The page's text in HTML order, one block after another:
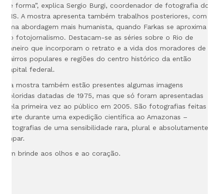
de forma”, explica Sergio Burgi, coordenador de fotografia do
IMS. A mostra apresenta também trabalhos posteriores, com
uma abordagem mais humanista, quando Farkas se aproxima
do fotojornalismo. Destacam-se as séries sobre o Rio de
Janeiro que incorporam o retrato e a vida dos moradores de
bairros populares e regiões do centro histórico da então
capital federal.
Na mostra também estão presentes algumas imagens
coloridas datadas de 1975, mas que só foram apresentadas
pela primeira vez ao público em 2005. São fotografias feitas
parte durante uma expedição científica ao Amazonas –
fotografias de uma sensibilidade rara, plural e absolutamente
ímpar.
Um brinde aos olhos e ao coração.